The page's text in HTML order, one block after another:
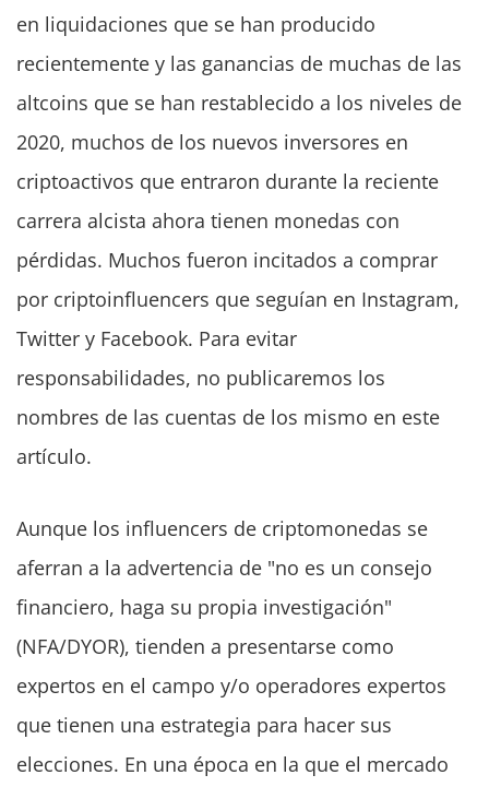
en liquidaciones que se han producido
recientemente y las ganancias de muchas de las
altcoins que se han restablecido a los niveles de
2020, muchos de los nuevos inversores en
criptoactivos que entraron durante la reciente
carrera alcista ahora tienen monedas con
pérdidas. Muchos fueron incitados a comprar
por criptoinfluencers que seguían en Instagram,
Twitter y Facebook. Para evitar
responsabilidades, no publicaremos los
nombres de las cuentas de los mismo en este
artículo.
Aunque los influencers de criptomonedas se
aferran a la advertencia de "no es un consejo
financiero, haga su propia investigación"
(NFA/DYOR), tienden a presentarse como
expertos en el campo y/o operadores expertos
que tienen una estrategia para hacer sus
elecciones. En una época en la que el mercado